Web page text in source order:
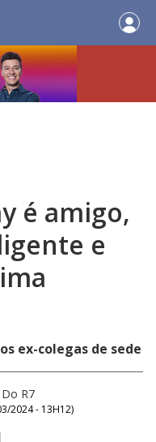
é amigo,
e
ex-colegas de sede
Do R7
2024 - 13H12)